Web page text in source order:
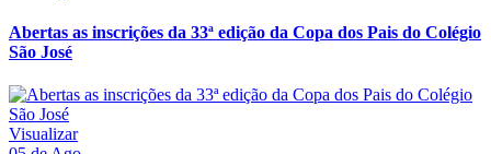
Abertas as inscrições da 33ª edição da Copa dos Pais do Colégio
São José
Visualizar